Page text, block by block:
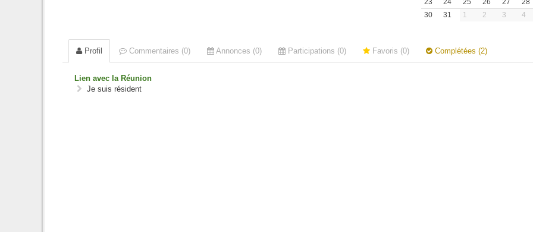
23
24 25 26 27 28
30
31 1 2 3 4
Profil Commentaires (0) Annonces (0) Participations (0) Favoris (0) Complétées (2)
Lien avec la Réunion
Je suis résident